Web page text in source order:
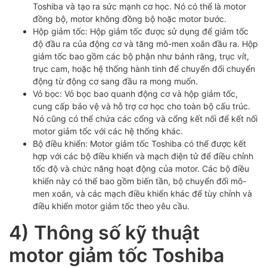
Toshiba và tạo ra sức mạnh cơ học. Nó có thể là motor
đồng bộ, motor không đồng bộ hoặc motor bước.
Hộp giảm tốc: Hộp giảm tốc được sử dụng để giảm tốc
độ đầu ra của động cơ và tăng mô-men xoắn đầu ra. Hộp
giảm tốc bao gồm các bộ phận như bánh răng, trục vít,
trục cam, hoặc hệ thống hành tinh để chuyển đổi chuyển
động từ động cơ sang đầu ra mong muốn.
Vỏ bọc: Vỏ bọc bao quanh động cơ và hộp giảm tốc,
cung cấp bảo vệ và hỗ trợ cơ học cho toàn bộ cấu trúc.
Nó cũng có thể chứa các cổng và cổng kết nối để kết nối
motor giảm tốc với các hệ thống khác.
Bộ điều khiển: Motor giảm tốc Toshiba có thể được kết
hợp với các bộ điều khiển và mạch điện tử để điều chỉnh
tốc độ và chức năng hoạt động của motor. Các bộ điều
khiển này có thể bao gồm biến tần, bộ chuyển đổi mô-
men xoắn, và các mạch điều khiển khác để tùy chỉnh và
điều khiển motor giảm tốc theo yêu cầu.
4) Thông số kỹ thuật
motor giảm tốc Toshiba